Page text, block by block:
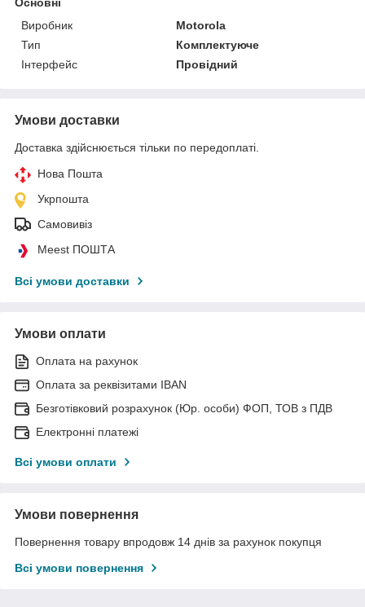
Виробник
Motorola
Тип
Комплектуюче
Інтерфейс
Провідний
Умови доставки
Доставка здійснюється тільки по передоплаті.
Нова Пошта
Укрпошта
Самовивіз
Meest ПОШТА
Всі умови доставки
Умови оплати
Оплата на рахунок
Оплата за реквізитами IBAN
Безготівковий розрахунок (Юр. особи) ФОП, ТОВ з ПДВ
Електронні платежі
Всі умови оплати
Умови повернення
Повернення товару впродовж 14 днів за рахунок покупця
Всі умови повернення